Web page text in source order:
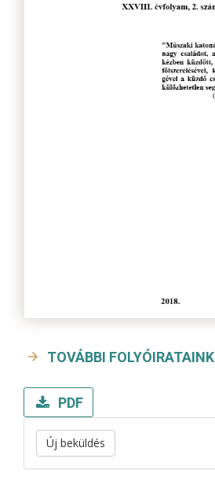
TOVÁBBI FOLYÓIRATAINK
PDF
Új beküldés